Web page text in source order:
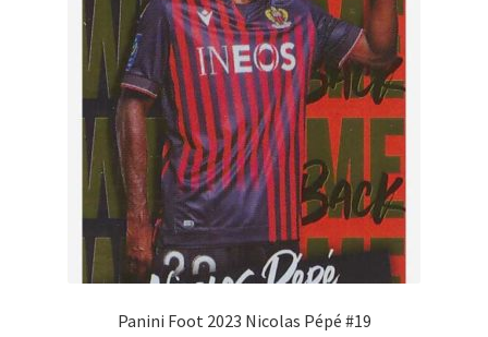
Panini Foot 2023 Nicolas Pépé #19